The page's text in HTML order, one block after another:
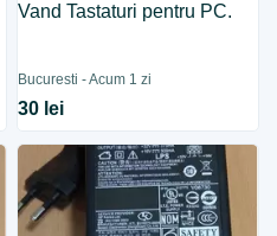
Vand Tastaturi pentru PC.
Bucuresti - Acum 1 zi
30 lei